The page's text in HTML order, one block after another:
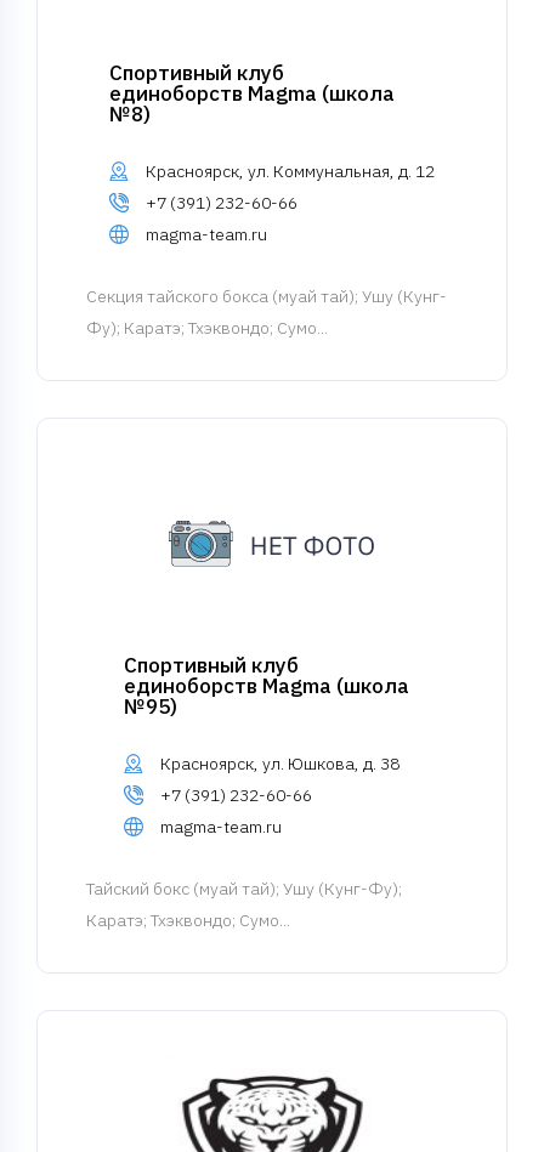
Спортивный клуб
единоборств Magma (школа
№8)
Красноярск, ул. Коммунальная, д. 12
+7 (391) 232-60-66
magma-team.ru
Cекция тайского бокса (муай тай); Ушу (Кунг-
Фу); Каратэ; Тхэквондо; Сумо...
Спортивный клуб
единоборств Magma (школа
№95)
Красноярск, ул. Юшкова, д. 38
+7 (391) 232-60-66
magma-team.ru
Тайский бокс (муай тай); Ушу (Кунг-Фу);
Каратэ; Тхэквондо; Сумо...